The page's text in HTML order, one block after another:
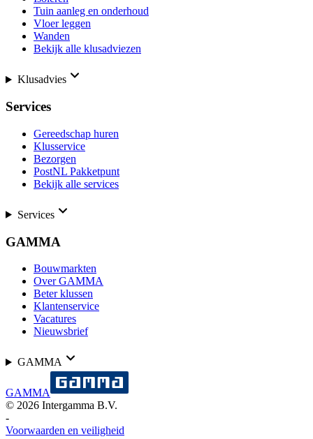
Tuin aanleg en onderhoud
Vloer leggen
Wanden
Bekijk alle klusadviezen
Klusadvies
Services
Gereedschap huren
Klusservice
Bezorgen
PostNL Pakketpunt
Bekijk alle services
Services
GAMMA
Bouwmarkten
Over GAMMA
Beter klussen
Klantenservice
Vacatures
Nieuwsbrief
GAMMA
GAMMA
© 2026 Intergamma B.V.
-
Voorwaarden en veiligheid